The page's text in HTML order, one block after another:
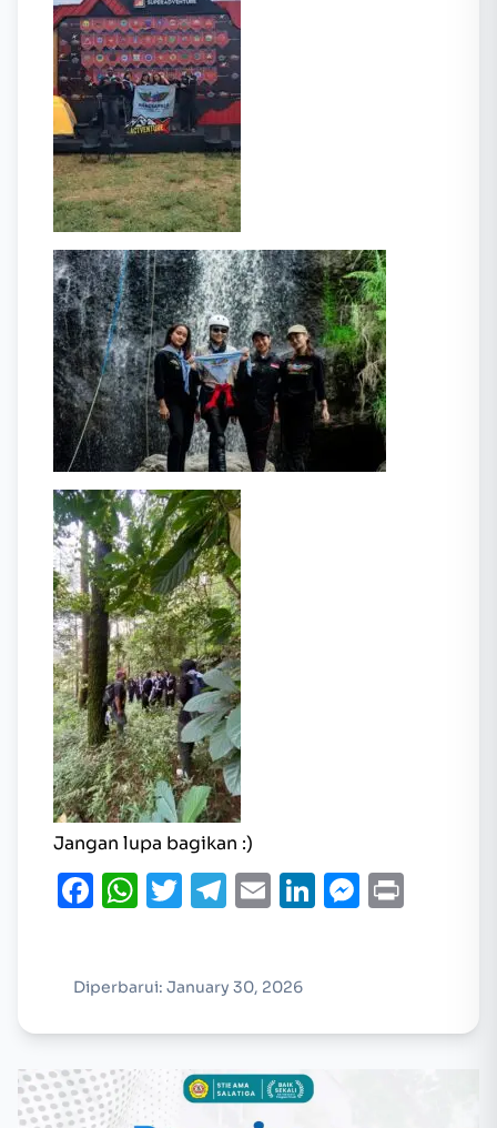
Jangan lupa bagikan :)
Facebook
WhatsApp
Twitter
Telegram
EmailLinkedIn
Diperbarui: January 30, 2026